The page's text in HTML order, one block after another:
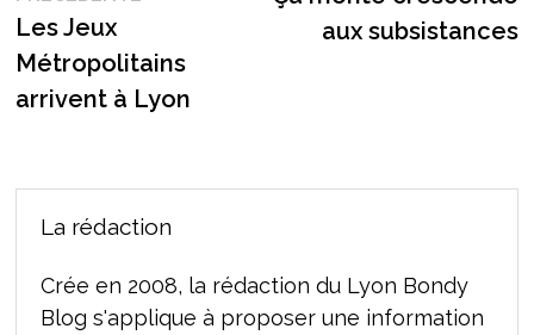
de
l’article
Les Jeux
Métropolitains
arrivent à Lyon
aux subsistances
La rédaction
Crée en 2008, la rédaction du Lyon Bondy
Blog s'applique à proposer une information